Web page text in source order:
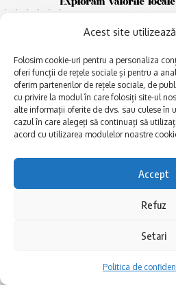
Acest site
Folosim cookie-uri pentru a personaliza
oferi funcții de rețele sociale și pentru a
oferim partenerilor de rețele sociale, de
cu privire la modul în care folosiți site-ul
alte informații oferite de dvs. sau culese în
cazul în care alegeți să continuați să
acord cu utilizarea modulelor noastre
Accept
Refuz
Setari
Politica de
E xplorăm Dobrogea,
Explorăm valorile locale:
Deltă, Litoral, cele mai mari
biserici și mănăstiri, cele mai
FRUMOASE POVEȘTI.